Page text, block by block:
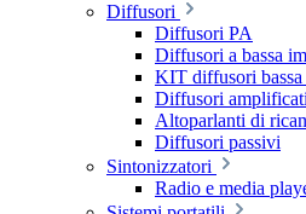
Diffusori
Diffusori PA
Diffusori a bassa
KIT diffusori bassa
Diffusori amplificati
Altoparlanti di
Diffusori passivi
Sintonizzatori
Radio e media